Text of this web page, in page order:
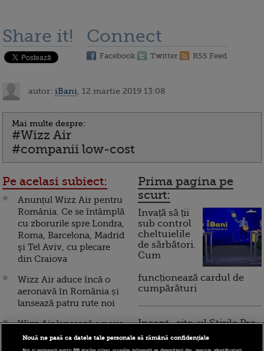
Share it! Connect
Facebook Twitter RSS Feed
autor: iBani , 12 martie 2019 13:08
Mai multe despre:
#Wizz Air
#companii low-cost
Pe acelasi subiect:
Anunțul Wizz Air pentru
România. Ce se întâmplă
cu zborurile spre Londra,
Roma, Barcelona, Madrid
şi Tel Aviv, cu plecare
din Craiova
Wizz Air aduce încă o
aeronavă în România și
lansează patru rute noi
Wizz Air lansează a noua
destinație din București
către una dintre țările
Prima pagina pe
scurt:
Invață să ții
sub control
cheltuielile
de sărbători.
Cum
funcționează cardul de
cumpărături
Incont , site-ul Știrile Pro
TV de informații
economice și educație
Nouă ne pasă ca datele tale personale să rămână confidențiale